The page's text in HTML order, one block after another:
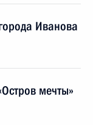
Иванова
мечты»